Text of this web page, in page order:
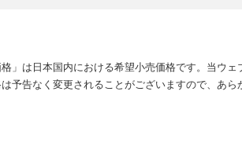
」は日本国内における希望小売価格です。当ウ
予告なく変更されることがございますので、あら